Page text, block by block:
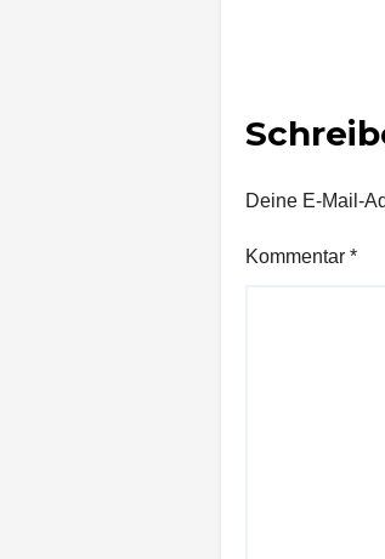
Deine E-Mail-
Kommentar *